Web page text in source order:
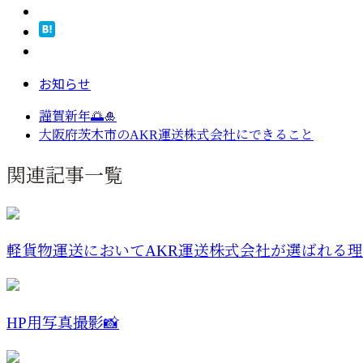
お知らせ
謹賀新年🌅🎍
大阪府茨木市のAKR運送株式会社にできること
関連記事一覧
軽貨物運送においてAKR運送株式会社が選ばれる
HP用写真撮影📸